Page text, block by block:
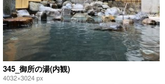
345_御所の湯(内観)
4032×3024 px